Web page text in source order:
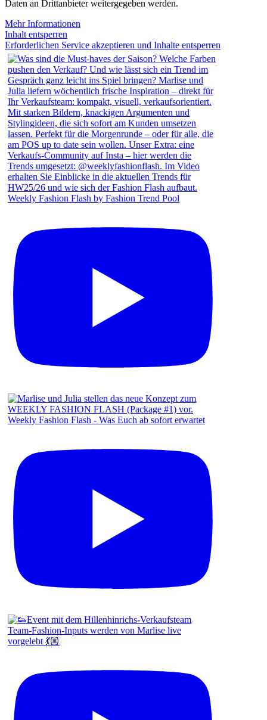
Daten an Drittanbieter weitergegeben werden.
Mehr Informationen
Inhalt entsperren
Erforderlichen Service akzeptieren und Inhalte entsperren
Weekly Fashion Flash by Fashion Trend Pool
Weekly Fashion Flash - Was Euch ab sofort erwartet
Team-Fashion-Inputs werden von Marlise live
vorgelebt 💃🏼